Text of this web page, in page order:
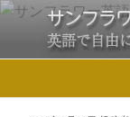
コ
テ
サンフラ
英語で自由